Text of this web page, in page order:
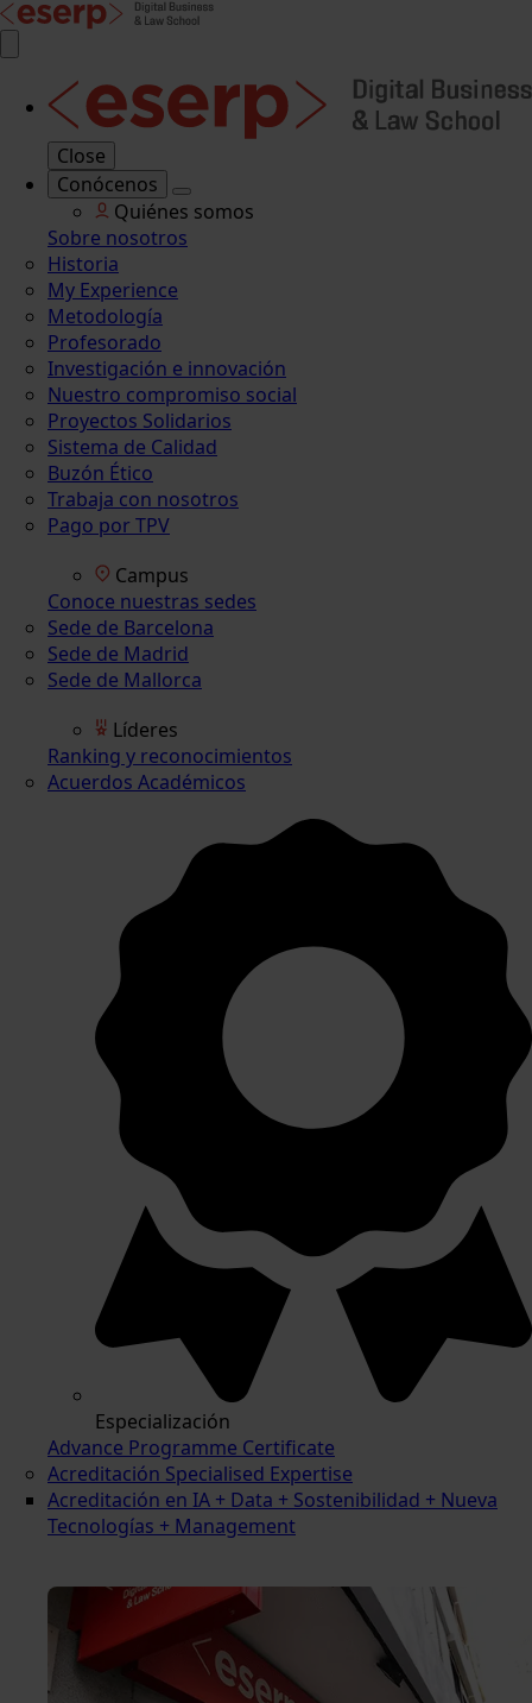
Close
Conócenos
Quiénes somos
Sobre nosotros
Historia
My Experience
Metodología
Profesorado
Investigación e innovación
Nuestro compromiso social
Proyectos Solidarios
Sistema de Calidad
Buzón Ético
Trabaja con nosotros
Pago por TPV
Campus
Conoce nuestras sedes
Sede de Barcelona
Sede de Madrid
Sede de Mallorca
Líderes
Ranking y reconocimientos
Acuerdos Académicos
Especialización
Advance Programme Certificate
Acreditación Specialised Expertise
Acreditación en IA + Data + Sostenibilidad + Nueva
Tecnologías + Management